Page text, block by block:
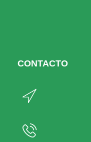
CONTACTO